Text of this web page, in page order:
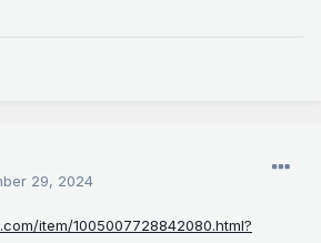
29, 2024
item/1005007728842080.html?